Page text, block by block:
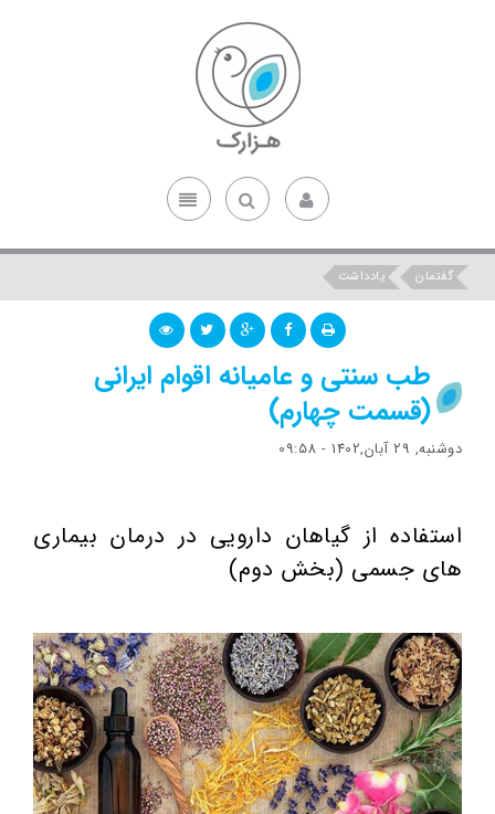
گفتمان یادداشت
طب سنتی و عامیانه اقوام ایرانی
(قسمت چهارم)
دوشنبه, 29 آبان,1402 - 09:58
استفاده از گیاهان دارویی در درمان بیماری
های جسمی (بخش دوم)